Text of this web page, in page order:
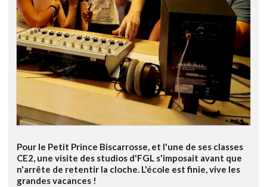
Pour le Petit Prince Biscarrosse, et l'une de ses classes
CE2, une visite des studios d'FGL s'imposait avant que
n'arrête de retentir la cloche. L'école est finie, vive les
grandes vacances !